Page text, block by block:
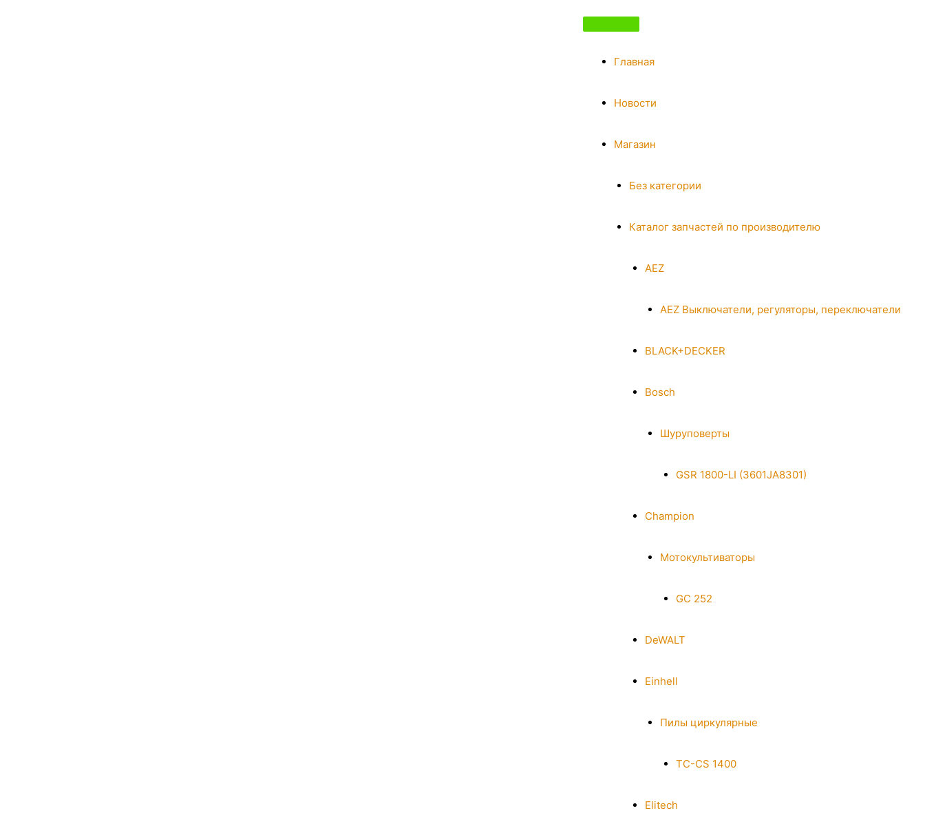
Главная
Новости
Магазин
Без категории
Каталог запчастей по производителю
AEZ
AEZ Выключатели, регуляторы, переключатели
BLACK+DECKER
Bosch
Шуруповерты
GSR 1800-LI (3601JA8301)
Champion
Мотокультиваторы
GC 252
DeWALT
Einhell
Пилы циркулярные
TC-CS 1400
Elitech